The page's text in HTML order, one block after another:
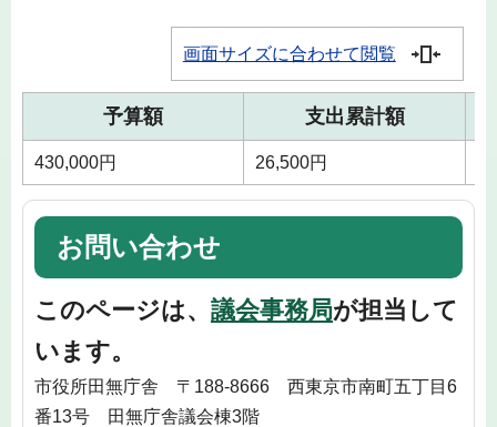
画面サイズに合わせて閲覧
予算額 支出累計額
430,000円 26,500円
お問い合わせ
このページは、 議会事務局が担当して
います。
市役所田無庁舎 〒188-8666 西東京市南町五丁目6
番13号 田無庁舎議会棟3階